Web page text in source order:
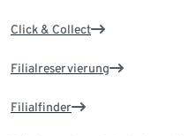
Click & Collect
Filialreservierung
Filialfinder